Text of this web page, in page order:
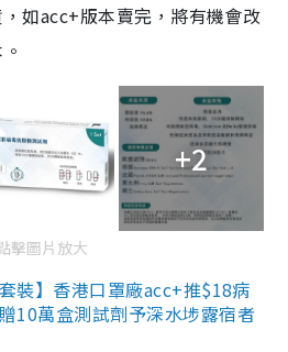
如acc+版本賣完，將有機會改
+2
擊圖片放大
裝】香港口罩廠acc+推$18病
10萬盒測試劑予深水埗露宿者